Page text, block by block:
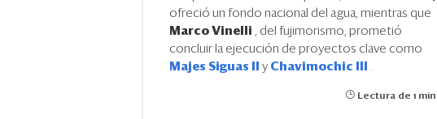
ofreció un fondo nacional del agua, mientras que
Marco Vinelli , del fujimorismo, prometió
concluir la ejecución de proyectos clave como
Majes Siguas II y Chavimochic III .
Lectura de 1 min